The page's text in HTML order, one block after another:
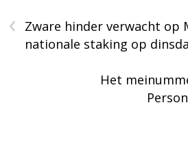
‹
Zware hinder verwacht op
nationale staking op
Het